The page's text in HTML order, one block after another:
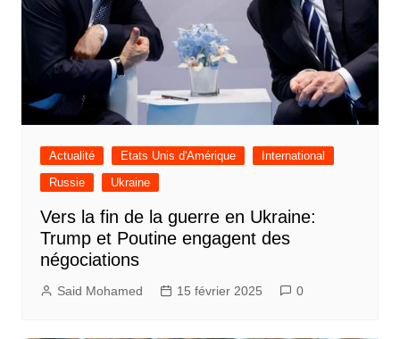
Actualité Etats Unis d'Amérique
International
Russie
Ukraine
Vers la fin de la guerre en Ukraine:
Trump et Poutine engagent des
négociations
Said Mohamed 15 février 2025 0